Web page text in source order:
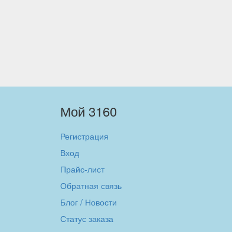
Мой 3160
Регистрация
Вход
Прайс-лист
Обратная связь
Блог / Новости
Статус заказа